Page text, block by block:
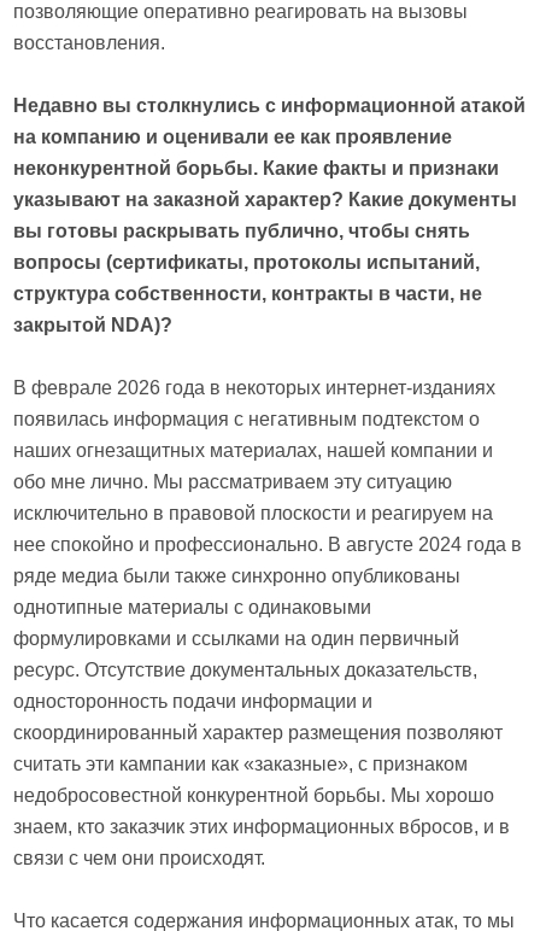
позволяющие оперативно реагировать на вызовы
восстановления.
Недавно вы столкнулись с информационной атакой
на компанию и оценивали ее как проявление
неконкурентной борьбы. Какие факты и признаки
указывают на заказной характер? Какие документы
вы готовы раскрывать публично, чтобы снять
вопросы (сертификаты, протоколы испытаний,
структура собственности, контракты в части, не
закрытой NDA)?
В феврале 2026 года в некоторых интернет-изданиях
появилась информация с негативным подтекстом о
наших огнезащитных материалах, нашей компании и
обо мне лично. Мы рассматриваем эту ситуацию
исключительно в правовой плоскости и реагируем на
нее спокойно и профессионально. В августе 2024 года в
ряде медиа были также синхронно опубликованы
однотипные материалы с одинаковыми
формулировками и ссылками на один первичный
ресурс. Отсутствие документальных доказательств,
односторонность подачи информации и
скоординированный характер размещения позволяют
считать эти кампании как «заказные», с признаком
недобросовестной конкурентной борьбы. Мы хорошо
знаем, кто заказчик этих информационных вбросов, и в
связи с чем они происходят.
Что касается содержания информационных атак, то мы